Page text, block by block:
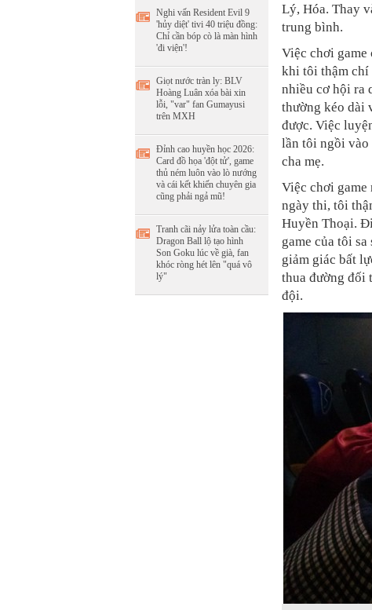
Nghi vấn Resident Evil 9
'hủy diệt' tivi 40 triệu đồng:
Chỉ cần bóp cò là màn hình
'đi viện'!
Giọt nước tràn ly: BLV
Hoàng Luân xóa bài xin
lỗi, "var" fan Gumayusi
trên MXH
Đỉnh cao huyền học 2026:
Card đồ họa 'đột tử', game
thủ ném luôn vào lò nướng
và cái kết khiến chuyên gia
cũng phải ngả mũ!
Tranh cãi nảy lửa toàn cầu:
Dragon Ball lộ tạo hình
Son Goku lúc về già, fan
khóc ròng hét lên "quá vô
lý"
Lý, Hóa. Thay
trung bình.
Việc chơi
khi tôi thậm chí
nhiều cơ hội ra
thường kéo dài
được. Việc
lần tôi ngồi
cha mẹ.
Việc chơi game
ngày thi, tôi
Huyền Thoại.
game của tôi
giảm giác bất
thua đường đối
đội.